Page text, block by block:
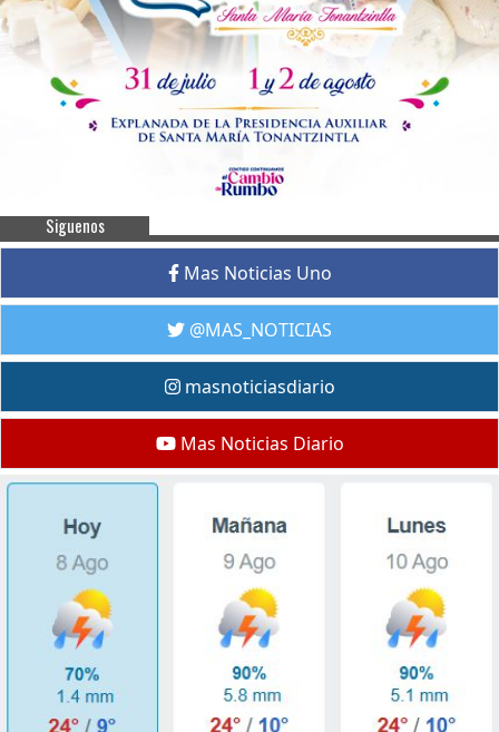
Siguenos
Mas Noticias Uno
@MAS_NOTICIAS
masnoticiasdiario
Mas Noticias Diario